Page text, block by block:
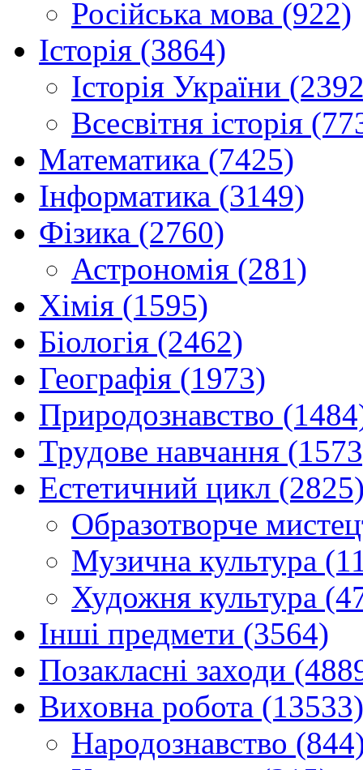
Російська мова (922)
Історія (3864)
Історія України
Всесвітня історія
Математика (7425)
Інформатика (3149)
Фізика (2760)
Астрономія (281)
Хімія (1595)
Біологія (2462)
Географія (1973)
Природознавство
Трудове навчання
Естетичний цикл
Образотворче
Музична культура
Художня культура
Інші предмети (3564)
Позакласні заходи
Виховна робота (13533)
Народознавство